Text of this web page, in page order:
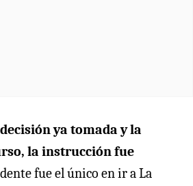
ya tomada y la
la instrucción fue
fue el único en ir a La